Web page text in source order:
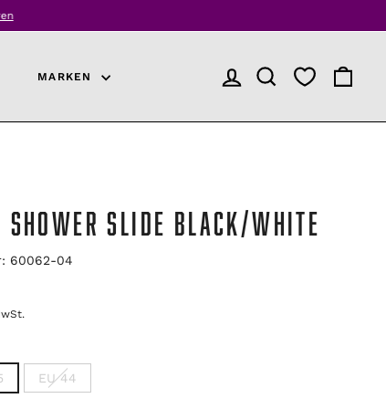
MARKEN ANMELDENPRODUKTSUCHE
SHOWER SLIDE BLACK/WHITE
60062-04
EU 44